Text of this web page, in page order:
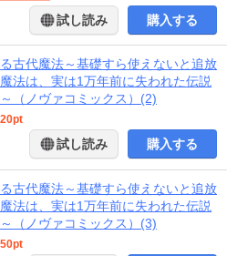
試し読み 購入する
古代魔法～基礎すら使えないと追放
法は、実は1万年前に失われた伝説
（ノヴァコミックス）(2)
試し読み 購入する
古代魔法～基礎すら使えないと追放
法は、実は1万年前に失われた伝説
（ノヴァコミックス）(3)